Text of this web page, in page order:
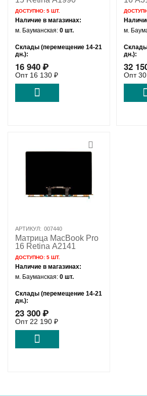
ДОСТУПНО:5 ШТ.
Наличие в магазинах:
м. Бауманская:0 шт.
Склады (перемещение 14-21
дн.):
Удаленный склад:
16 940₽
Опт 16 130 ₽
м.
дн.):
32
Опт
АРТИКУЛ: 007440
Матрица MacBook Pro
16 Retina A2141
ДОСТУПНО:5 ШТ.
Наличие в магазинах:
м. Бауманская:0 шт.
Склады (перемещение 14-21
дн.):
Удаленный склад:
23 300₽
Опт 22 190 ₽